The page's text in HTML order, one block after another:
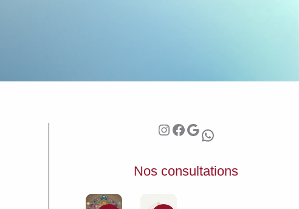
Instagram Facebook Google WhatsApp
Nos consultations